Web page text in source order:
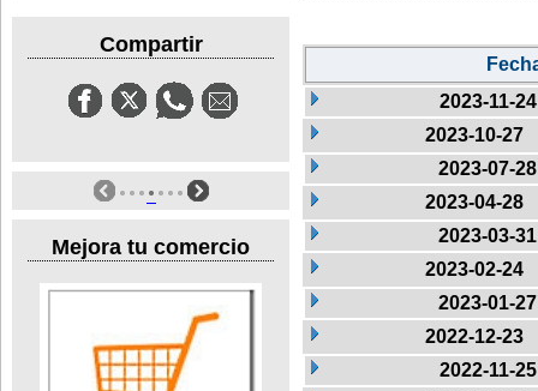
Compartir
Mejora tu comercio
2023-11-24
2023-10-27
2023-07-28
2023-04-28
2023-03-31
2023-02-24
2023-01-27
2022-12-23
2022-11-25